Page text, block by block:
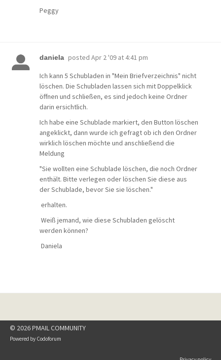
Peggy
daniela posted Apr 2 '09 at 4:41 pm
Ich kann 5 Schubladen in "Mein Briefverzeichnis" nicht
löschen. Die Schubladen lassen sich mit Doppelklick
öffnen und schließen, es sind jedoch keine Ordner
darin ersichtlich.
Ich habe eine Schublade markiert, den Button löschen
angeklickt, dann wurde ich gefragt ob ich den Ordner
wirklich löschen möchte und anschließend die
Meldung
"Sie wollten eine Schublade löschen, die noch Ordner
enthält. Bitte verlegen oder löschen Sie diese aus
der Schublade, bevor Sie sie löschen."
erhalten.
Weiß jemand, wie diese Schubladen gelöscht
werden können?
Daniela
© 2026 PMAIL COMMUNITY
Powered by Codoforum